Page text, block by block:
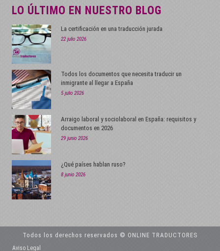
LO ÚLTIMO EN NUESTRO BLOG
La certificación en una traducción jurada
22 julio 2026
Todos los documentos que necesita traducir un
inmigrante al llegar a España
5 julio 2026
Arraigo laboral y sociolaboral en España: requisitos y
documentos en 2026
29 junio 2026
¿Qué países hablan ruso?
8 junio 2026
Todos los derechos reservados © ONLINE TRADUCTORES
Aviso Legal